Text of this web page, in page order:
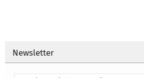
Newsletter